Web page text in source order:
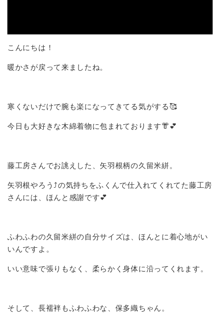
こんにちは！
暖かさが戻って来ましたね。
寒くないだけで腕も楽になってきてる気がする🥰
今日も大好きな木綿着物に包まれております👘💕
藤工房さんでお誂えした、矢羽根柄の久留米絣。
矢羽根やろう⤴️の気持ちをふくんで仕入れてくれてた藤工房
さんには、ほんと感謝です💕
ふわふわの久留米絣の自分サイズは、ほんとに着心地がい
いんですよ。
いい意味で張りもなく、柔らかく身体に沿ってくれます。
そして、長襦袢もふわふわな、保多織ちゃん。